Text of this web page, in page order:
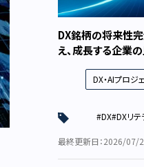
DX銘柄の将来性
え、成長する企業
DX・AIプロジ
#DX#DXリテ
最終更新日：2026/07/